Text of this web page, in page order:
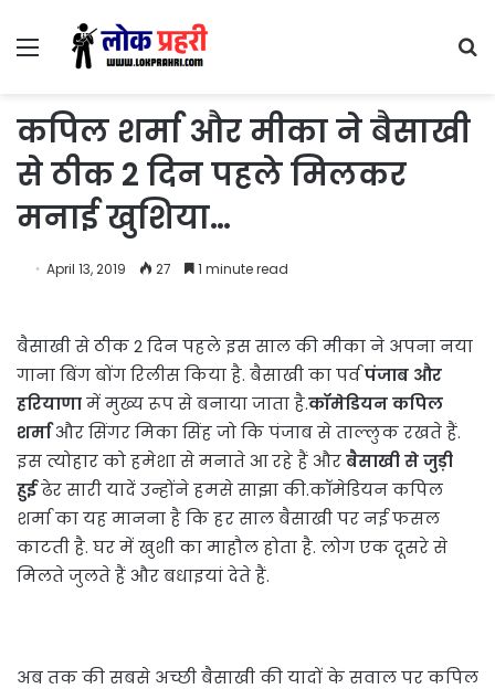
Menu
कपिल शर्मा और मीका ने बैसाखी
से ठीक 2 दिन पहले मिलकर
मनाई खुशिया…
April 13, 2019 27 1 minute read
बैसाखी से ठीक 2 दिन पहले इस साल की मीका ने अपना नया
गाना बिंग बोंग रिलीस किया है. बैसाखी का पर्वपंजाब और
हरियाणामें मुख्य रूप से बनाया जाता है.कॉमेडियन कपिल
शर्माऔर सिंगर मिका सिंह जो कि पंजाब से ताल्लुक रखते हैं.
इस त्योहार को हमेशा से मनाते आ रहे हैं औरबैसाखी से जुड़ी
हुईढेर सारी यादें उन्होंने हमसे साझा की.कॉमेडियन कपिल
शर्मा का यह मानना है कि हर साल बैसाखी पर नई फसल
काटती है. घर में खुशी का माहौल होता है. लोग एक दूसरे से
मिलते जुलते हैं और बधाइयां देते हैं.
अब तक की सबसे अच्छी बैसाखी की यादों के सवाल पर कपिल